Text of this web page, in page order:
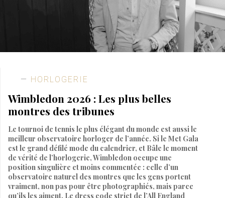
HORLOGERIE
Wimbledon 2026 : Les plus belles
montres des tribunes
Le tournoi de tennis le plus élégant du monde est aussi le
meilleur observatoire horloger de l’année. Si le Met Gala
est le grand défilé mode du calendrier, et Bâle le moment
de vérité de l’horlogerie, Wimbledon occupe une
position singulière et moins commentée : celle d’un
observatoire naturel des montres que les gens portent
vraiment, non pas pour être photographiés, mais parce
qu’ils les aiment. Le dress code strict de l’All England